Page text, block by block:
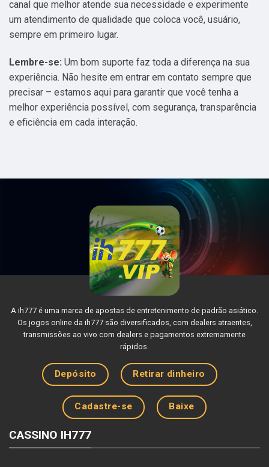
canal que melhor atende sua necessidade e experimente
um atendimento de qualidade que coloca você, usuário,
sempre em primeiro lugar.
Lembre-se: Um bom suporte faz toda a diferença na sua
experiência. Não hesite em entrar em contato sempre que
precisar – estamos aqui para garantir que você tenha a
melhor experiência possível, com segurança, transparência
e eficiência em cada interação.
A ih777 é uma marca de apostas de entretenimento de padrão asiático.
Os jogos online da ih777 são diversificados, com dealers atraentes,
transmissões ao vivo com dealers e pagamentos extremamente
rápidos.
Depósito Retirar dinheiro
Cadastre-se Baixe
CASSINO IH777